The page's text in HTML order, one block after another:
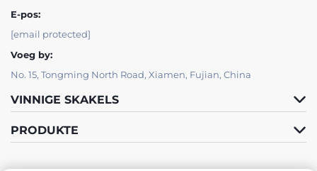
E-pos:
[email protected]
Voeg by:
No. 15, Tongming North Road, Xiamen, Fujian, China
VINNIGE SKAKELS
PRODUKTE